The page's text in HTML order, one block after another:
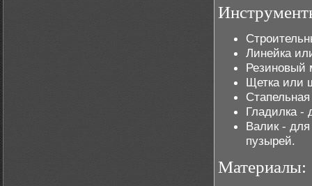
Линейка
Резиновый
Щетка или
Гладилка -
Валик -
пузырей.
Материалы: